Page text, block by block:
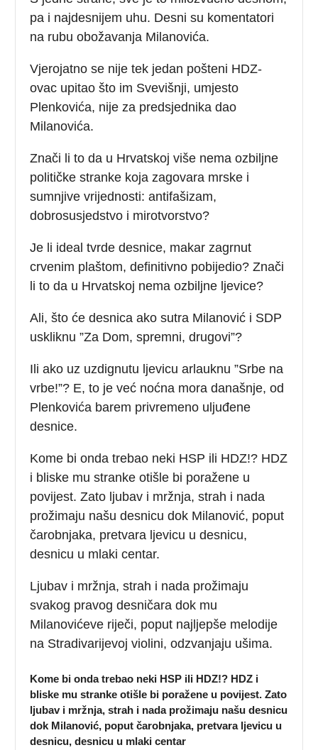
pa i najdesnijem uhu. Desni su komentatori
na rubu obožavanja Milanovića.
Vjerojatno se nije tek jedan pošteni HDZ-
ovac upitao što im Svevišnji, umjesto
Plenkovića, nije za predsjednika dao
Milanovića.
Znači li to da u Hrvatskoj više nema ozbiljne
političke stranke koja zagovara mrske i
sumnjive vrijednosti: antifašizam,
dobrosusjedstvo i mirotvorstvo?
Je li ideal tvrde desnice, makar zagrnut
crvenim plaštom, definitivno pobijedio? Znači
li to da u Hrvatskoj nema ozbiljne ljevice?
Ali, što će desnica ako sutra Milanović i SDP
uskliknu ”Za Dom, spremni, drugovi”?
Ili ako uz uzdignutu ljevicu arlauknu ”Srbe na
vrbe!”? E, to je već noćna mora današnje, od
Plenkovića barem privremeno uljuđene
desnice.
Kome bi onda trebao neki HSP ili HDZ!? HDZ
i bliske mu stranke otišle bi poražene u
povijest. Zato ljubav i mržnja, strah i nada
prožimaju našu desnicu dok Milanović, poput
čarobnjaka, pretvara ljevicu u desnicu,
desnicu u mlaki centar.
Ljubav i mržnja, strah i nada prožimaju
svakog pravog desničara dok mu
Milanovićeve riječi, poput najljepše melodije
na Stradivarijevoj violini, odzvanjaju ušima.
Kome bi onda trebao neki HSP ili HDZ!? HDZ i
bliske mu stranke otišle bi poražene u povijest. Zato
ljubav i mržnja, strah i nada prožimaju našu desnicu
dok Milanović, poput čarobnjaka, pretvara ljevicu u
desnicu, desnicu u mlaki centar